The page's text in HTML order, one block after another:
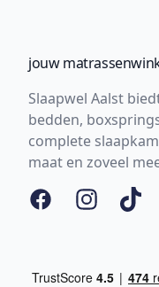
jouw
Slaapwel Aalst
bedden,
complete
maat en zoveel
FacebookInstagram
Tiktok